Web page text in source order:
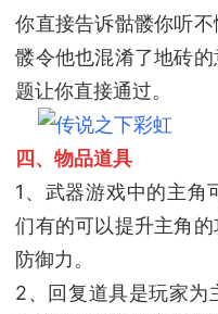
你直接告诉骷髅你听
髅令他也混淆了地砖
题让你直接通过。
四、物品道具
1、武器游戏中的主角
们有的可以提升主角
防御力。
2、回复道具是玩家为